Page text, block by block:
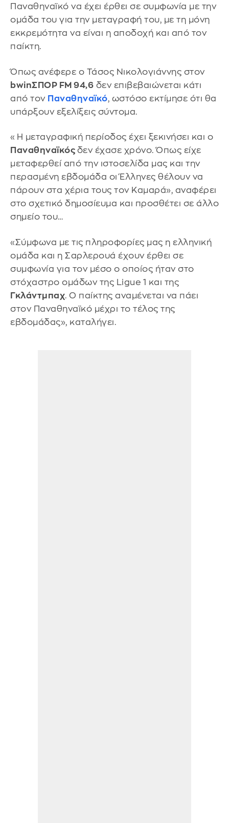
Παναθηναϊκό να έχει έρθει σε συμφωνία με την
ομάδα του για την μεταγραφή του, με τη μόνη
εκκρεμότητα να είναι η αποδοχή και από τον
παίκτη.
Όπως ανέφερε ο Τάσος Νικολογιάννης στον
bwinΣΠΟΡ FM 94,6 δεν επιβεβαιώνεται κάτι
από τον Παναθηναϊκό, ωστόσο εκτίμησε ότι θα
υπάρξουν εξελίξεις σύντομα.
«Η μεταγραφική περίοδος έχει ξεκινήσει και ο
Παναθηναϊκός δεν έχασε χρόνο. Όπως είχε
μεταφερθεί από την ιστοσελίδα μας και την
περασμένη εβδομάδα οι Έλληνες θέλουν να
πάρουν στα χέρια τους τον Καμαρά», αναφέρει
στο σχετικό δημοσίευμα και προσθέτει σε άλλο
σημείο του…
«Σύμφωνα με τις πληροφορίες μας η ελληνική
ομάδα και η Σαρλερουά έχουν έρθει σε
συμφωνία για τον μέσο ο οποίος ήταν στο
στόχαστρο ομάδων της Ligue 1 και της
Γκλάντμπαχ. Ο παίκτης αναμένεται να πάει
στον Παναθηναϊκό μέχρι το τέλος της
εβδομάδας», καταλήγει.